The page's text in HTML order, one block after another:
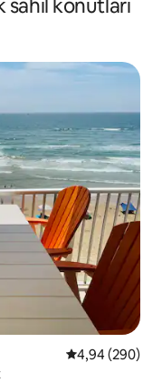
sahil konutları
5 üzerinden
4,94 (290)